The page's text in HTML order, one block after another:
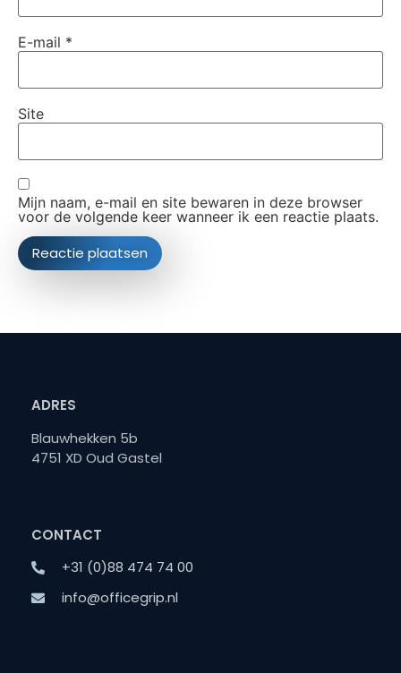
E-mail *
Site
Mijn naam, e-mail en site bewaren in deze browser
voor de volgende keer wanneer ik een reactie plaats.
ADRES
Blauwhekken 5b
4751 XD Oud Gastel
CONTACT
+31 (0)88 474 74 00
info@officegrip.nl